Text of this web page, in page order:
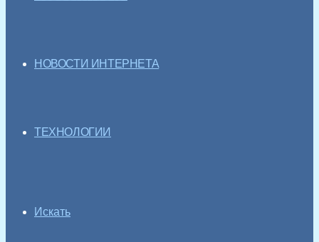
НОВОСТИ ИНТЕРНЕТА
ТЕХНОЛОГИИ
Искать